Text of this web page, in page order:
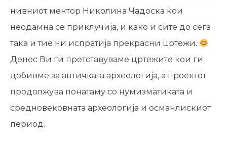
нивниот ментор Николина Чадоска кои
неодамна се приклучија, и како и сите до сега
така и тие ни испратија прекрасни цртежи.
Денес Ви ги претставуваме цртежите кои ги
добивме за античката археологија, а проектот
продолжува понатаму со нумизматиката и
средновековната археологија и османлискиот
период.